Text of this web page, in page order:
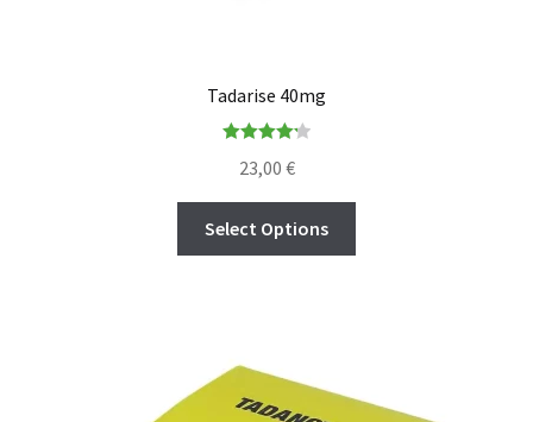
Tadarise 40mg
out of 5
23,00 €
Select Options